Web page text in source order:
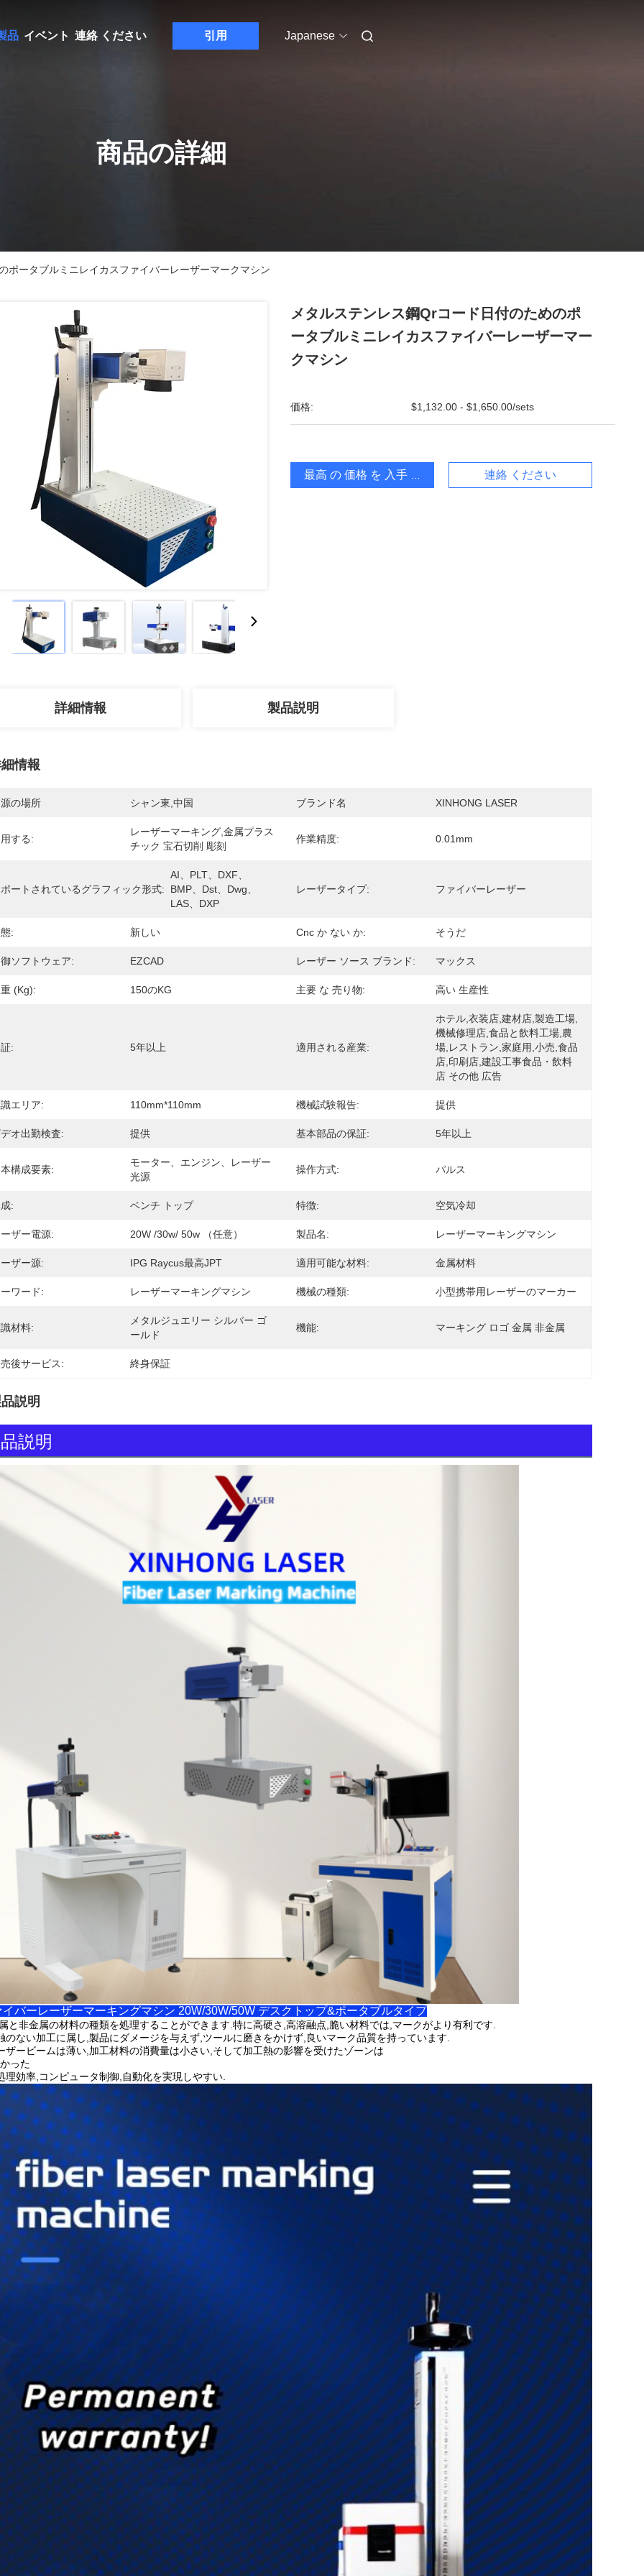
品 イベント 連絡 ください 引用 Japanese
商品の詳細
ポータブルミニレイカスファイバーレーザーマークマシン
メタルステンレス鋼Qrコード日付のためのポ
ータブルミニレイカスファイバーレーザーマー
クマシン
価格: $1,132.00 - $1,650.00/sets
最高 の 価格 を 入手 する 連絡 ください
詳細情報 製品説明
情報
の場所 シャン東,中国 ブランド名 XINHONG LASER
する:
レーザーマーキング,金属プラス
チック 宝石切削 彫刻
作業精度: 0.01mm
ートされているグラフィック形式:
AI、PLT、DXF、
BMP、Dst、Dwg、
LAS、DXP
レーザータイプ: ファイバーレーザー
: 新しい Cnc か ない か: そうだ
ソフトウェア: EZCAD レーザー ソース ブランド: マックス
(kg): 150のKG 主要 な 売り物: 高い 生産性
: 5年以上 適用される産業:
ホテル,衣装店,建材店,製造工場,
機械修理店,食品と飲料工場,農
場,レストラン,家庭用,小売,食品
店,印刷店,建設工事食品・飲料
店 その他 広告
エリア: 110mm*110mm 機械試験報告: 提供
デオ出勤検査: 提供 基本部品の保証: 5年以上
構成要素:
モーター、エンジン、レーザー
光源
操作方式: パルス
: ベンチ トップ 特徴: 空気冷却
ーザー電源: 20W /30w/ 50w （任意） 製品名: レーザーマーキングマシン
ザー源: IPG Raycus最高JPT 適用可能な材料: 金属材料
ワード: レーザーマーキングマシン 機械の種類: 小型携帯用レーザーのマーカー
材料:
メタルジュエリー シルバー ゴ
ールド
機能: マーキング ロゴ 金属 非金属
後サービス: 終身保証
説明
説明
イバーレーザーマーキングマシン 20W/30W/50W デスクトップ&ポータブルタイプ
と非金属の材料の種類を処理することができます.特に高硬さ,高溶融点,脆い材料では,マークがより有利です.
のない加工に属し,製品にダメージを与えず,ツールに磨きをかけず,良いマーク品質を持っています.
ザービームは薄い,加工材料の消費量は小さい,そして加工熱の影響を受けたゾーンは
った
理効率,コンピュータ制御,自動化を実現しやすい.